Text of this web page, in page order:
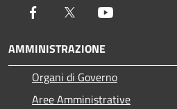
Facebook Twitter
AMMINISTRAZIONE
Organi di Governo
Aree Amministrative